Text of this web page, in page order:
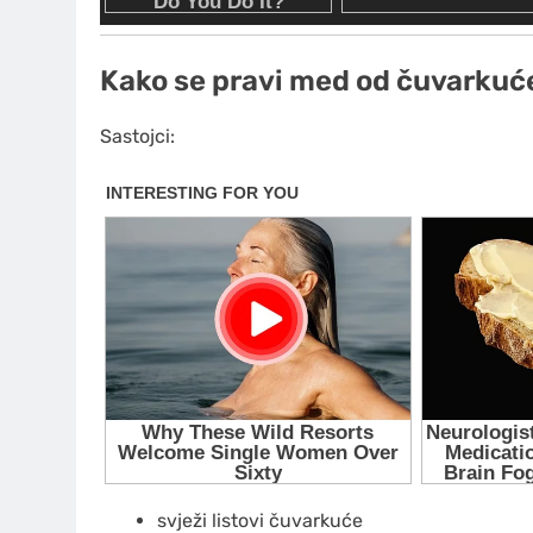
Kako se pravi med od
Sastojci:
svježi listovi čuvarkuće